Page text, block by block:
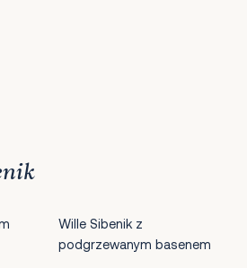
Wille Sibenik z
podgrzewanym basenem